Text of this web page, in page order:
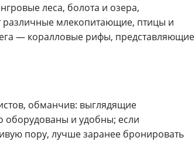
леса, болота и озера,
различные млекопитающие, птицы и
— коралловые рифы, представляющие
обманчив: выглядящие
и удобны; если
пору, лучше заранее бронировать